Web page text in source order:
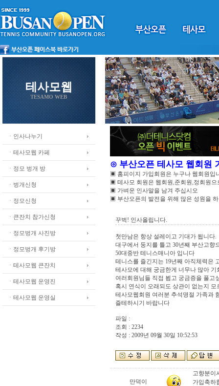
테사모웹
TESAMO WEB
ㆍ인사나누기
ㆍ테사모웹 카페
ㆍ정모 벙개 방
ㆍ벙개신청
ㆍ정모신청
ㆍ큰잔치 참가신청
ㆍ정모벙개 사진방
ㆍ정모벙개 후기방
ㆍ테사모웹 큰잔치
ㆍ테사모웹 운영진
ㆍ테사모웹 운영실
⊙ 부산오픈 테사모 웹회원
▣ 홈피이지 가입회원은 누구나 웹회원입
▣ 테사모 회원은 웹회원,준회원,정회원으
▣ 가벼운 인사말을 남겨 주십시오
▣ 부산오픈의 발전을 위해 많은 성원을
꾸벅! 인사올립니다.
첫만남은 항상 설레이고 기대가 됩니다.
대구에서 둥지를 틀고 30년째 부산고향
50대중반 테니스매니아 입니다
테니스를 즐긴지는 19년째 아직체력은
테사모에 대해 궁금한게 너무나 많아
여러회원님들 직접 뵙고 궁금증을 풀고
혹시 연식이 오래되도 상관이 없는지
테사모웹회원 여러분 추석명절 가족과
즐테하시기 바랍니다
파일 :
조회 : 2234
작성 : 2009년 09월 30일 10:52:53
만덕이
고향분이
가입축하